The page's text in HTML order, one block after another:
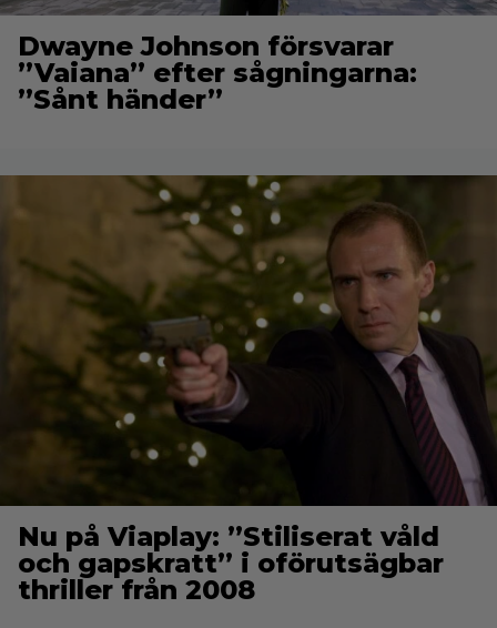
Dwayne Johnson försvarar
”Vaiana” efter sågningarna:
”Sånt händer”
Nu på Viaplay: ”Stiliserat våld
och gapskratt” i oförutsägbar
thriller från 2008